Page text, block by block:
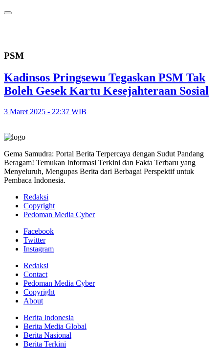
PSM
Kadinsos Pringsewu Tegaskan PSM Tak
Boleh Gesek Kartu Kesejahteraan Sosial
3 Maret 2025 - 22:37 WIB
Gema Samudra: Portal Berita Terpercaya dengan Sudut Pandang
Beragam! Temukan Informasi Terkini dan Fakta Terbaru yang
Menyeluruh, Mengupas Berita dari Berbagai Perspektif untuk
Pembaca Indonesia.
Redaksi
Copyright
Pedoman Media Cyber
Facebook
Twitter
Instagram
Redaksi
Contact
Pedoman Media Cyber
Copyright
About
Berita Indonesia
Berita Media Global
Berita Nasional
Berita Terkini